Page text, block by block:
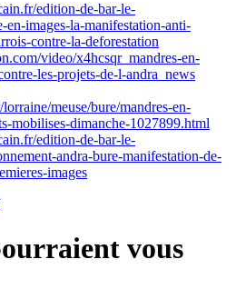
edition-de-bar-le-
en-images-la-manifestation-anti-
contre-la-deforestation
video/x4hcsqr_mandres-en-
les-projets-de-l-andra_news
meuse/bure/mandres-en-
mobilises-dimanche-1027899.html
edition-de-bar-le-
andra-bure-manifestation-de-
images
vous